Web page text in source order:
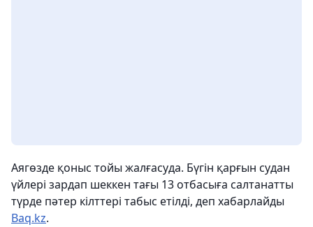
Аягөзде қоныс тойы жалғасуда. Бүгін қарғын судан
үйлері зардап шеккен тағы 13 отбасыға салтанатты
түрде пәтер кілттері табыс етілді, деп хабарлайды
Baq.kz.